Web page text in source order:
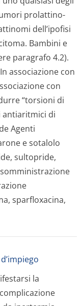
prolattino-
dell’ipofisi
Bambini e
paragrafo 4.2).
associazione con
con
“torsioni di
antiaritmici di
Agenti
e sotalolo
sultopride,
sparfloxacina,
la